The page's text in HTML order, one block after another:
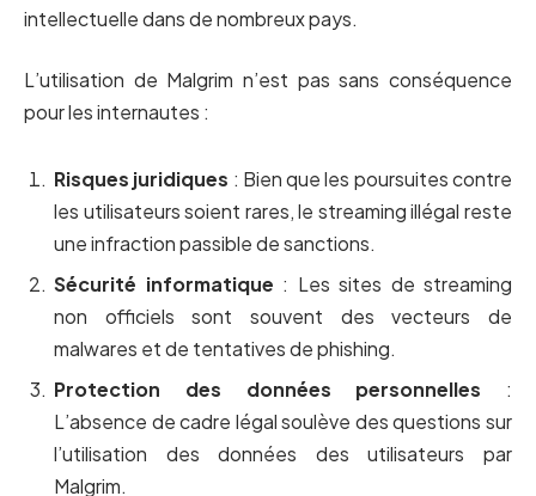
intellectuelle dans de nombreux pays.
L’utilisation de Malgrim n’est pas sans conséquence
pour les internautes :
Risques juridiques : Bien que les poursuites contre
les utilisateurs soient rares, le streaming illégal reste
une infraction passible de sanctions.
Sécurité informatique : Les sites de streaming
non officiels sont souvent des vecteurs de
malwares et de tentatives de phishing.
Protection des données personnelles :
L’absence de cadre légal soulève des questions sur
l’utilisation des données des utilisateurs par
Malgrim.